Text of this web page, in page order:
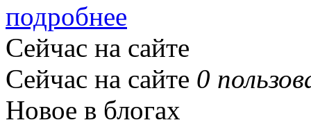
подробнее
Сейчас на сайте
Сейчас на сайте 0
Новое в блогах